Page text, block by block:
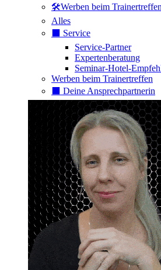
🛠️Werben beim Trainertreffen
Alles
⬛️ Service
Service-Partner
Expertenberatung
Seminar-Hotel-
Werben beim Trainertreffen
⬛️ Deine Ansprechpartnerin